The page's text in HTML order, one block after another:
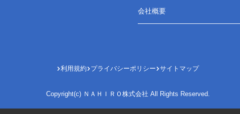
会社概要
利用規約 プライバシーポリシー サイトマップ
Copyright(c) ＮＡＨＩＲＯ株式会社 All Rights Reserved.